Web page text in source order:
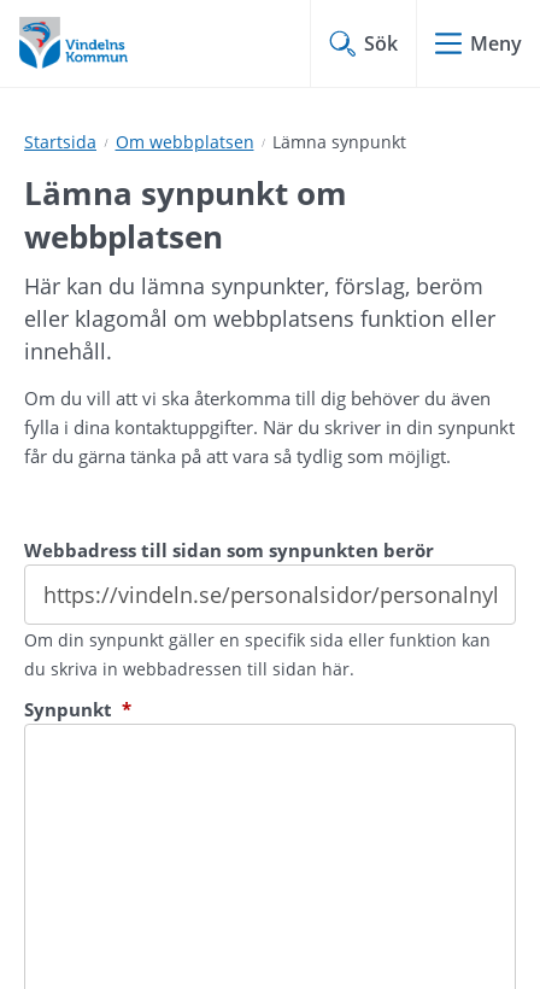
Hoppa
till
innehåll
Hoppa
till
undermeny
Sök Meny
Startsida Om webbplatsen Lämna synpunkt
Lämna synpunkt om
webbplatsen
Här kan du lämna synpunkter, förslag, beröm
eller klagomål om webbplatsens funktion eller
innehåll.
Om du vill att vi ska återkomma till dig behöver du även
fylla i dina kontaktuppgifter. När du skriver in din synpunkt
får du gärna tänka på att vara så tydlig som möjligt.
Webbadress till sidan som synpunkten berör
Om din synpunkt gäller en specifik sida eller funktion kan
du skriva in webbadressen till sidan här.
Synpunkt *(obligatorisk)